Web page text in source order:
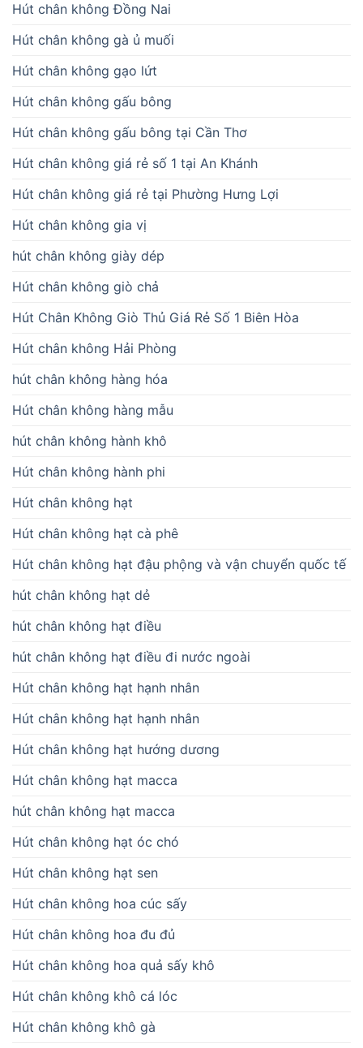
Hút chân không Đồng Nai
Hút chân không gà ủ muối
Hút chân không gạo lứt
Hút chân không gấu bông
Hút chân không gấu bông tại Cần Thơ
Hút chân không giá rẻ số 1 tại An Khánh
Hút chân không giá rẻ tại Phường Hưng Lợi
Hút chân không gia vị
hút chân không giày dép
Hút chân không giò chả
Hút Chân Không Giò Thủ Giá Rẻ Số 1 Biên Hòa
Hút chân không Hải Phòng
hút chân không hàng hóa
Hút chân không hàng mẫu
hút chân không hành khô
Hút chân không hành phi
Hút chân không hạt
Hút chân không hạt cà phê
Hút chân không hạt đậu phộng và vận chuyển quốc tế
hút chân không hạt dẻ
hút chân không hạt điều
hút chân không hạt điều đi nước ngoài
Hút chân không hạt hạnh nhân
Hút chân không hạt hạnh nhân
Hút chân không hạt hướng dương
Hút chân không hạt macca
hút chân không hạt macca
Hút chân không hạt óc chó
Hút chân không hạt sen
Hút chân không hoa cúc sấy
Hút chân không hoa đu đủ
Hút chân không hoa quả sấy khô
Hút chân không khô cá lóc
Hút chân không khô gà